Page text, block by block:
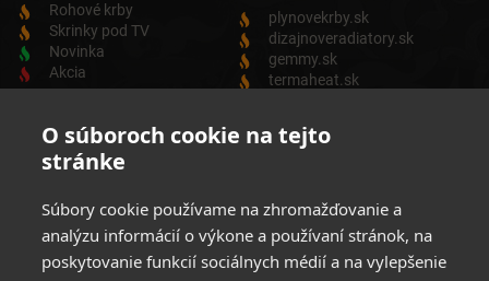
O súboroch cookie na tejto
stránke
Súbory cookie používame na zhromažďovanie a
analýzu informácií o výkone a používaní stránok, na
poskytovanie funkcií sociálnych médií a na vylepšenie
Rohové krby
Skrinky pod TV
Novinka
Akcia
plynovekrby.sk
dizajnoveradiatory.sk
gemmy.sk
termaheat.sk
ODBER NEWSLETTRA
Zadajte svoju e-mailovú adresu a budete vždy informovaný o
Elektrických produktov.